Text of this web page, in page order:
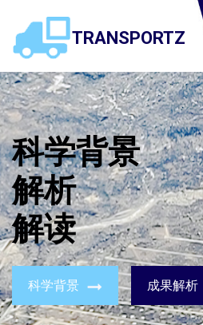
TRANSPORTZ
科学背景
解析
解读
科学背景 成果解析